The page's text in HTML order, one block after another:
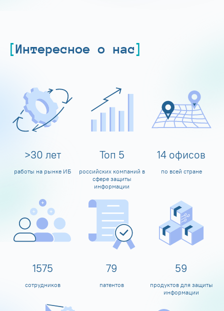
Интересное о нас
>30 лет
работы на рынке ИБ
Топ 5
российских компаний в
сфере защиты
информации
14 офисов
по всей стране
1600
сотрудников
80
патентов
60
продуктов для защиты
информации